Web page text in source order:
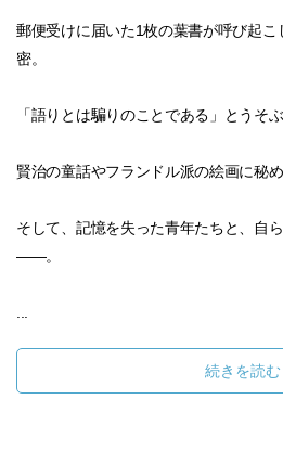
郵便受けに届いた1枚の葉書が呼び起
密。
「語りとは騙りのことである」とうそ
賢治の童話やフランドル派の絵画に秘め
そして、記憶を失った青年たちと、自
――。
続きを読む